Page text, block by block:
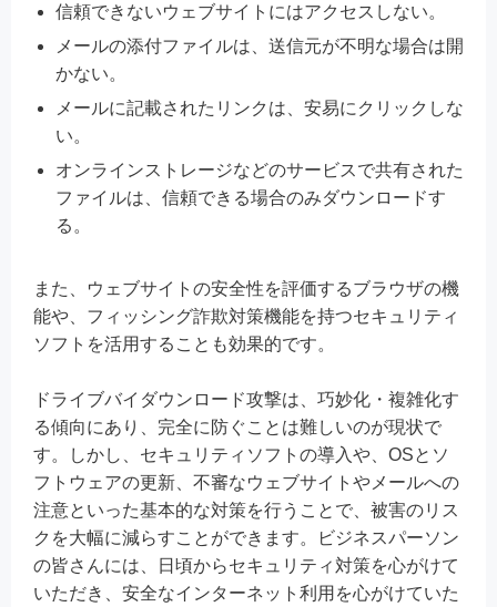
信頼できないウェブサイトにはアクセスしない。
メールの添付ファイルは、送信元が不明な場合は開
かない。
メールに記載されたリンクは、安易にクリックしな
い。
オンラインストレージなどのサービスで共有された
ファイルは、信頼できる場合のみダウンロードす
る。
また、ウェブサイトの安全性を評価するブラウザの機
能や、フィッシング詐欺対策機能を持つセキュリティ
ソフトを活用することも効果的です。
ドライブバイダウンロード攻撃は、巧妙化・複雑化す
る傾向にあり、完全に防ぐことは難しいのが現状で
す。しかし、セキュリティソフトの導入や、OSとソ
フトウェアの更新、不審なウェブサイトやメールへの
注意といった基本的な対策を行うことで、被害のリス
クを大幅に減らすことができます。ビジネスパーソン
の皆さんには、日頃からセキュリティ対策を心がけて
いただき、安全なインターネット利用を心がけていた